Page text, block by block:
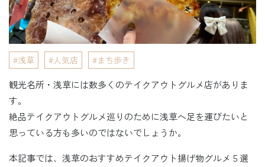
浅草 人気店 まち歩き
観光名所・浅草には数多くのテイクアウトグルメ店がありま
す。
絶品テイクアウトグルメ巡りのために浅草へ足を運びたいと
思っている方も多いのではないでしょうか。
本記事では、浅草のおすすめテイクアウト揚げ物グルメ５選